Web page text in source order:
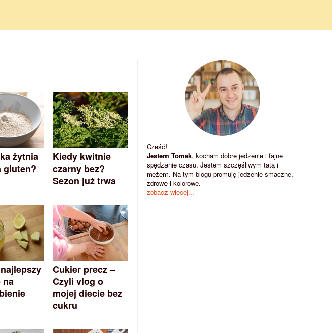
żytnia
gluten?
Kiedy kwitnie
czarny bez?
Sezon już trwa
na
Cukier precz –
Czyli vlog o
mojej diecie bez
cukru
Cześć!
Jestem Tomek, kocham dobre jedzenie i fajne
spędzanie czasu. Jestem szczęśliwym tatą i
mężem. Na tym blogu promuję jedzenie smaczne,
zdrowe i kolorowe.
zobacz więcej...